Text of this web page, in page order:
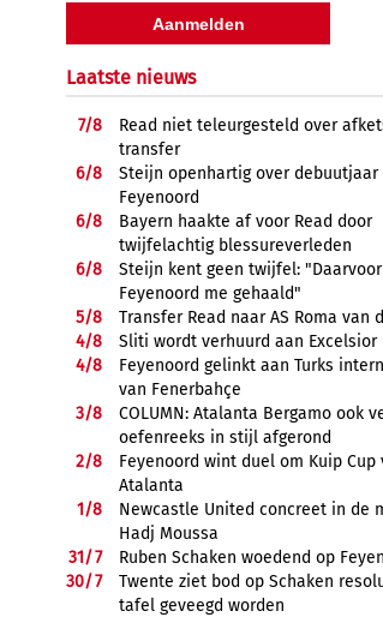
Laatste nieuws
7/8
Read niet teleurgesteld over
transfer
6/8
Steijn openhartig over debuutjaar
Feyenoord
6/8
Bayern haakte af voor Read door
twijfelachtig blessureverleden
6/8
Steijn kent geen twijfel:
Feyenoord me gehaald"
5/8
Transfer Read naar AS Roma van
4/8
Sliti wordt verhuurd aan Excelsior
4/8
Feyenoord gelinkt aan Turks
van Fenerbahçe
3/8
COLUMN: Atalanta Bergamo ook
oefenreeks in stijl afgerond
2/8
Feyenoord wint duel om Kuip Cup
Atalanta
1/8
Newcastle United concreet in de
Hadj Moussa
31/7
Ruben Schaken woedend op
30/7
Twente ziet bod op Schaken
tafel geveegd worden